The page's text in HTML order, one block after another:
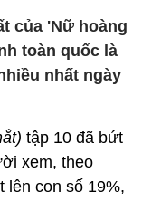
của 'Nữ hoàng
toàn quốc là
nhất ngày
tập 10 đã bứt
xem, theo
lên con số 19%,